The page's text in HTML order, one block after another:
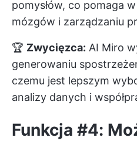
pomysłów, co pomaga
mózgów i zarządzaniu
🏆 Zwycięzca: AI Miro
generowaniu
czemu jest lepszym
analizy danych i
Funkcja #4: